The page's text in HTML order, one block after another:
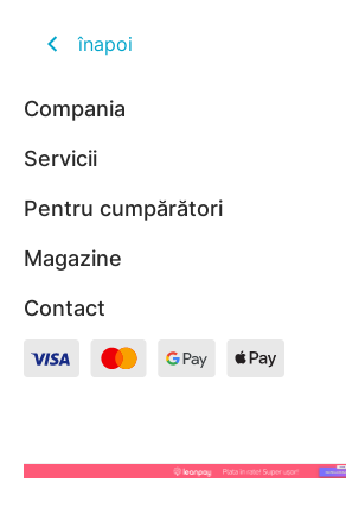
înapoi
Compania
Servicii
Pentru cumpărători
Magazine
Contact